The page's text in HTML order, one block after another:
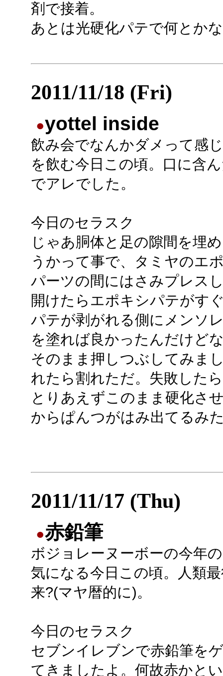
剤で接着。
あとは光硬化パテで何とか
2011/11/18 (Fri)
●yottel inside
飲み会でなんかダメって感
を飲む今日この頃。口に含
でアレでした。
今日のセラスク
じゃあ胴体と足の隙間を埋
うかって事で、タミヤのエ
パーツの間にはさみプレス
開けたらエポキシパテがす
パテが剥がれる側にメンソ
を塗れば良かったんだけど
そのまま押しつぶしてみま
れたら割れただ。失敗した
とりあえずこのまま硬化さ
からぱんつがはみ出てるみ
2011/11/17 (Thu)
●赤鉛筆
ボジョレーヌーボーの今年
気になる今日この頃。人類
来?(マヤ暦的に)。
今日のセラスク
セブンイレブンで赤鉛筆を
てきましたよ。何故赤かと